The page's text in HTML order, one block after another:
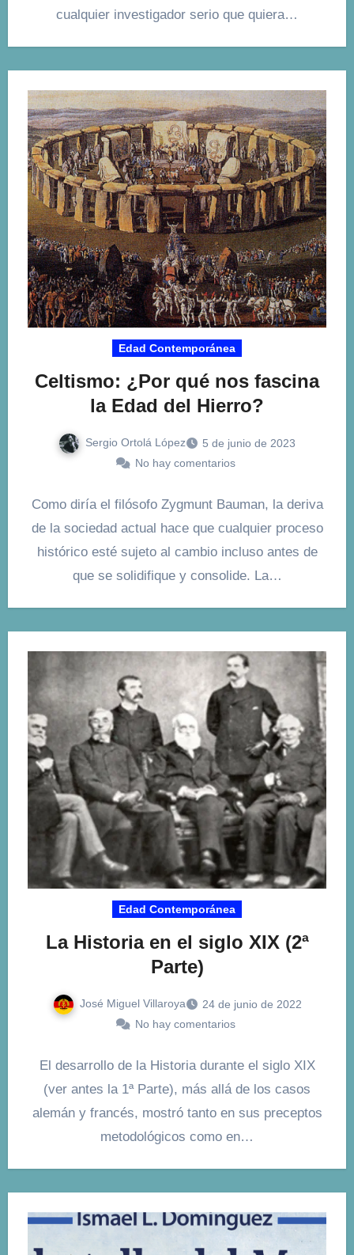
cualquier investigador serio que quiera…
Edad Contemporánea
Celtismo: ¿Por qué nos fascina
la Edad del Hierro?
Sergio Ortolá López
5 de junio de 2023
No hay comentarios
Como diría el filósofo Zygmunt Bauman, la deriva
de la sociedad actual hace que cualquier proceso
histórico esté sujeto al cambio incluso antes de
que se solidifique y consolide. La…
Edad Contemporánea
La Historia en el siglo XIX (2ª
Parte)
José Miguel Villaroya
24 de junio de 2022
No hay comentarios
El desarrollo de la Historia durante el siglo XIX
(ver antes la 1ª Parte), más allá de los casos
alemán y francés, mostró tanto en sus preceptos
metodológicos como en…